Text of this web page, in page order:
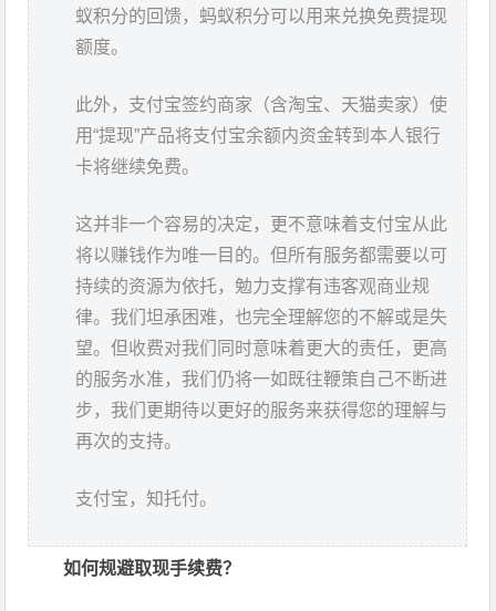
蚁积分的回馈，蚂蚁积分可以用来兑换免费提现
额度。
此外，支付宝签约商家（含淘宝、天猫卖家）使
用“提现”产品将支付宝余额内资金转到本人银行
卡将继续免费。
这并非一个容易的决定，更不意味着支付宝从此
将以赚钱作为唯一目的。但所有服务都需要以可
持续的资源为依托，勉力支撑有违客观商业规
律。我们坦承困难，也完全理解您的不解或是失
望。但收费对我们同时意味着更大的责任，更高
的服务水准，我们仍将一如既往鞭策自己不断进
步，我们更期待以更好的服务来获得您的理解与
再次的支持。
支付宝，知托付。
如何规避取现手续费？